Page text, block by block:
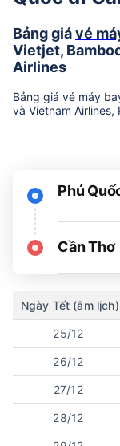
Bảng giávé
Vietjet,
Airlines
Bảng giá vé máy
và Vietnam Airlines,
Phú
Cần Thơ
Ngày Tết (âm lịch)
25/12
26/12
27/12
28/12